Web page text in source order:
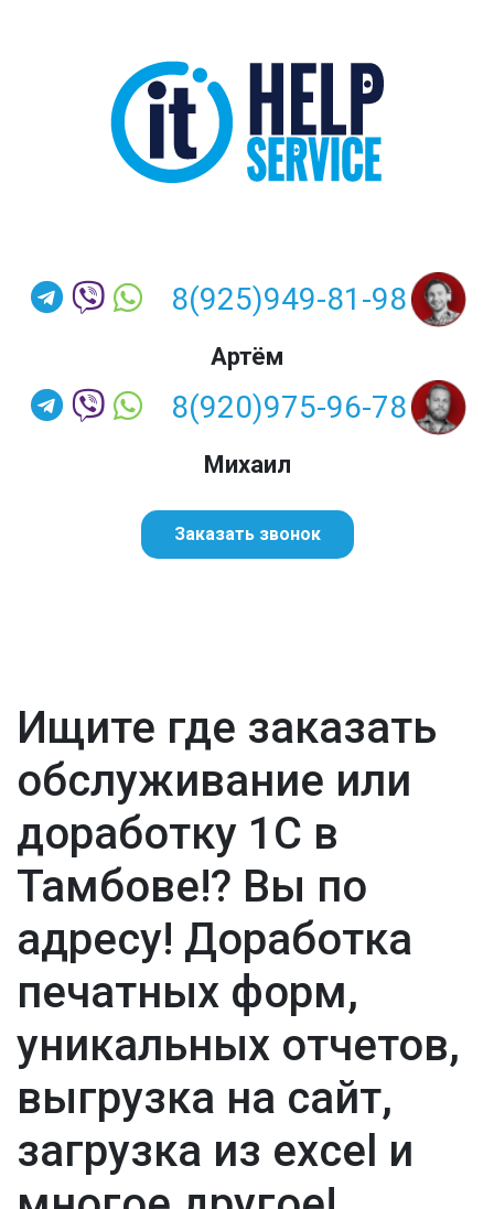
8(925)949-81-98
Артём
8(920)975-96-78
Михаил
Заказать звонок
Ищите где заказать
обслуживание или
доработку 1С в
Тамбове!? Вы по
адресу! Доработка
печатных форм,
уникальных отчетов,
выгрузка на сайт,
загрузка из excel и